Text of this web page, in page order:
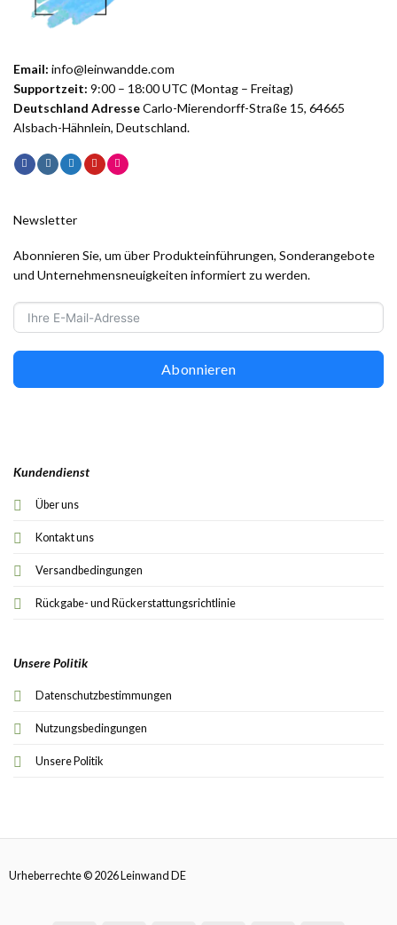
Email: info@leinwandde.com
Supportzeit: 9:00 – 18:00 UTC (Montag – Freitag)
Deutschland AdresseCarlo-Mierendorff-Straße 15, 64665
Alsbach-Hähnlein, Deutschland.
Kundendienst
Über uns
Kontakt uns
Versandbedingungen
Rückgabe- und Rückerstattungsrichtlinie
Unsere Politik
Datenschutzbestimmungen
Nutzungsbedingungen
Unsere Politik
Newsletter
Abonnieren Sie, um über Produkteinführungen, Sonderangebote
und Unternehmensneuigkeiten informiert zu werden.
Abonnieren
Urheberrechte © 2026 Leinwand DE